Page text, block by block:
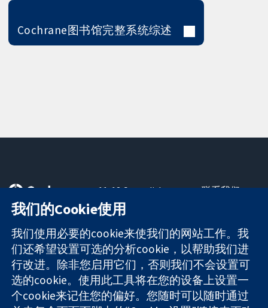
Cochrane图书馆完整系统综述
可信任的证据
知情决定
更完善的医疗健
康
11-13 Cavendish
Square
London
W1G 0AN
United Kingdom
联系我们
关于我们
工作机会
Cochrane
Library
我们的Cookie使用
我们使用必要的cookie来使我们的网站工作。我
们还希望设置可选的分析cookie，以帮助我们进
行改进。除非您启用它们，否则我们不会设置可
选的cookie。使用此工具将在您的设备上设置一
个cookie来记住您的偏好。您随时可以随时通过